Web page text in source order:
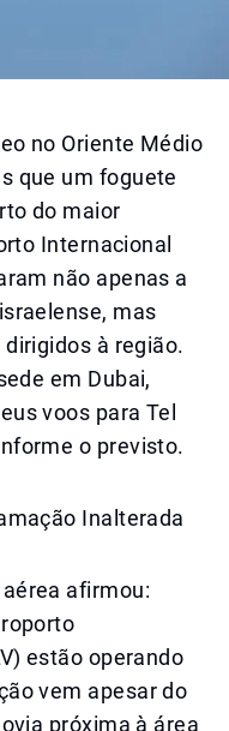
no Oriente Médio
que um foguete
do maior
Internacional
não apenas a
mas
à região.
em Dubai,
voos para Tel
o previsto.
Inalterada
afirmou:
estão operando
vem apesar do
próxima à área